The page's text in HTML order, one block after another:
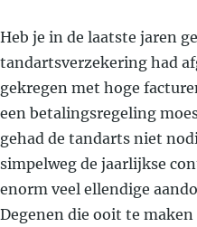
Heb je in de laatste jaren
tandartsverzekering had
gekregen met hoge
een betalingsregeling
gehad de tandarts niet
simpelweg de jaarlijkse
enorm veel ellendige
Degenen die ooit te